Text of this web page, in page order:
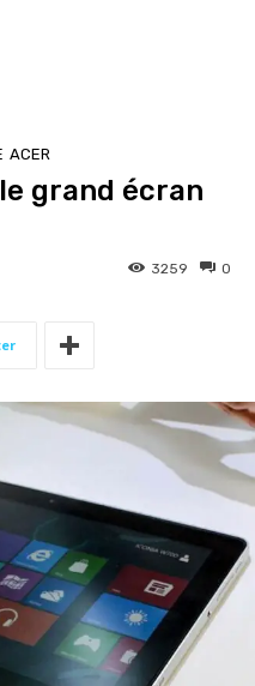
ACER
grand écran
0
3259